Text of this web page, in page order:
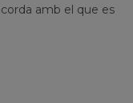
amb el que es